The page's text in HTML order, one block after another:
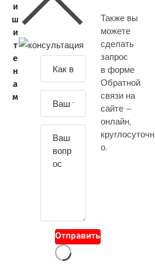
и
ш
и
т
е
н
а
м
Отправить
Также вы
можете
сделать
запрос
в форме
Обратной
связи на
сайте —
онлайн,
круглосуточн
о.